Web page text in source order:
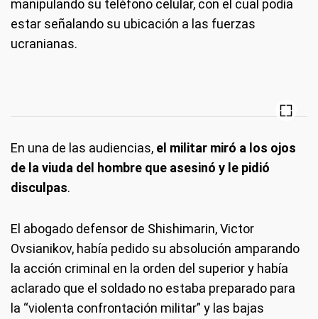
manipulando su teléfono celular, con el cual podía
estar señalando su ubicación a las fuerzas
ucranianas.
En una de las audiencias, el militar miró a los ojos
de la viuda del hombre que asesinó y le pidió
disculpas.
El abogado defensor de Shishimarin, Victor
Ovsianikov, había pedido su absolución amparando
la acción criminal en la orden del superior y había
aclarado que el soldado no estaba preparado para
la “violenta confrontación militar” y las bajas